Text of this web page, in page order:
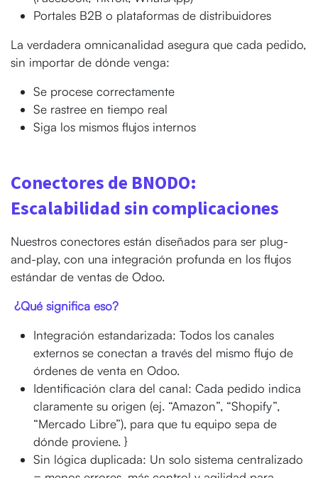
Portales B2B o plataformas de distribuidores
La verdadera omnicanalidad asegura que cada pedido,
sin importar de dónde venga:
Se procese correctamente
Se rastree en tiempo real
Siga los mismos flujos internos
Conectores de BNODO:
Escalabilidad sin complicaciones
Nuestros conectores están diseñados para ser plug-
and-play, con una integración profunda en los flujos
estándar de ventas de Odoo.
¿Qué significa eso?
Integración estandarizada: Todos los canales
externos se conectan a través del mismo flujo de
órdenes de venta en Odoo.
Identificación clara del canal: Cada pedido indica
claramente su origen (ej. “Amazon”, “Shopify”,
“Mercado Libre”), para que tu equipo sepa de
dónde proviene. }
Sin lógica duplicada: Un solo sistema centralizado